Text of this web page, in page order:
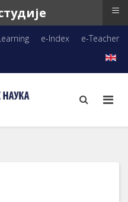
e-Index e-Teacher
≡